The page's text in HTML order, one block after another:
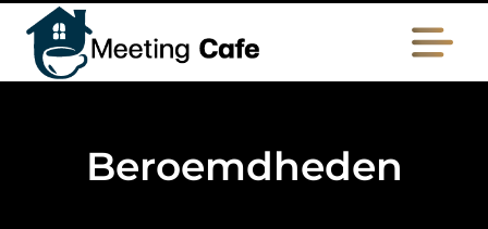
Beroemdheden